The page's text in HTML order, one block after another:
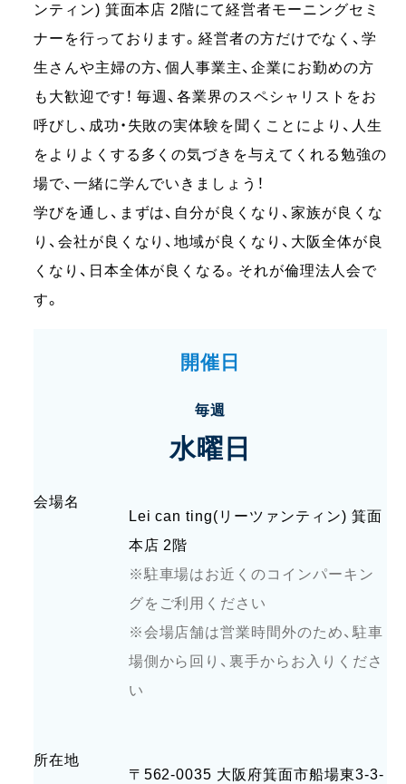
ンティン) 箕面本店 2階にて経営者モーニングセミ
ナーを行っております。経営者の方だけでなく、学
生さんや主婦の方、個人事業主、企業にお勤めの方
も大歓迎です！ 毎週、各業界のスペシャリストをお
呼びし、成功・失敗の実体験を聞くことにより、人生
をよりよくする多くの気づきを与えてくれる勉強の
場で、一緒に学んでいきましょう！
学びを通し、まずは、自分が良くなり、家族が良くな
り、会社が良くなり、地域が良くなり、大阪全体が良
くなり、日本全体が良くなる。それが倫理法人会で
す。
開催日
毎週
水曜日
会場名
Lei can ting(リーツァンティン) 箕面
本店 2階
※駐車場はお近くのコインパーキン
グをご利用ください
※会場店舗は営業時間外のため、駐車
場側から回り、裏手からお入りくださ
い
所在地
〒562-0035 大阪府箕面市船場東3-3-